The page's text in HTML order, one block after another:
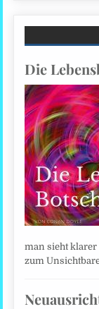
Die
man sieht klarer
zum